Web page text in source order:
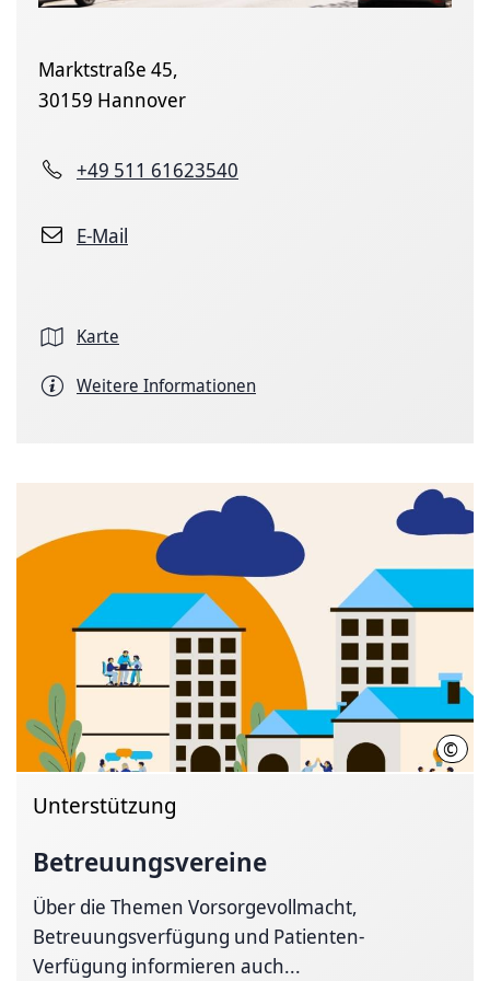
Marktstraße 45,
30159 Hannover
+49 511 61623540
E-Mail
Karte
Weitere Informationen
©
Unterstützung
Betreuungsvereine
Über die Themen Vorsorgevollmacht,
Betreuungsverfügung und Patienten-
Verfügung informieren auch...